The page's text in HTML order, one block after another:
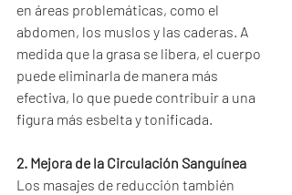
en áreas problemáticas, como el
abdomen, los muslos y las caderas. A
medida que la grasa se libera, el cuerpo
puede eliminarla de manera más
efectiva, lo que puede contribuir a una
figura más esbelta y tonificada.
2. Mejora de la Circulación Sanguínea
Los masajes de reducción también